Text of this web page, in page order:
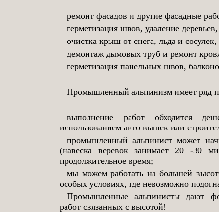
ремонт фасадов и другие фасадные
герметизация швов, удаление деревьев,
очистка крыш от снега, льда и сосулек,
демонтаж дымовых труб и ремонт
герметизация панельных швов,
Промышленный альпинизм имеет ряд
выполнение работ обходится
использованием авто вышек или
промышленный альпинист может
(навеска веревок занимает 20 -30
продолжительное время;
мы можем работать на большей
особых условиях, где невозможно
Промышленные альпинисты дают
работ связанных с высотой!